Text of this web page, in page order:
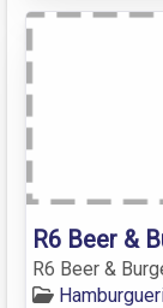
R6 Beer &
R6 Beer &